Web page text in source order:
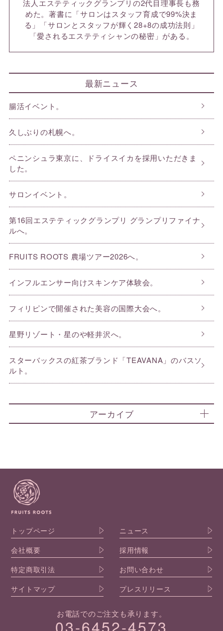
法人エステティックグランプリの2代目理事長も務
めた。著書に「サロンはスタッフ育成で99%決ま
る」「サロンとスタッフが輝く28+8の成功法則」
「愛されるエステティシャンの秘密」がある。
最新ニュース
腸活イベント。
久しぶりの札幌へ。
ペニンシュラ東京に、ドライスイカを採用いただきま
した。
サロンイベント。
第16回エステティックグランプリ グランプリファイナ
ルへ。
FRUITS ROOTS 農場ツアー2026へ。
インフルエンサー向けスキンケア体験会。
フィリピンで開催された美容の国際大会へ。
星野リゾート・星のや軽井沢へ。
スターバックスの紅茶ブランド「TEAVANA」のバスソ
ルト。
アーカイブ
トップページ
ニュース
会社概要
採用情報
特定商取引法
お問い合わせ
サイトマップ
プレスリリース
お電話でのご注文も承ります。